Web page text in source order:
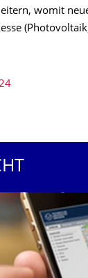
womit